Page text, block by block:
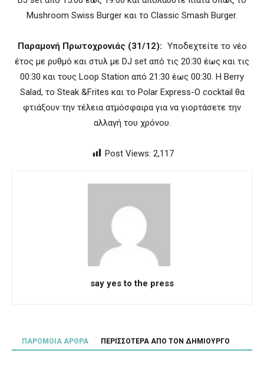
Mushroom Swiss Burger και το Classic Smash Burger.
Παραμονή Πρωτοχρονιάς (31/12): Υποδεχτείτε το νέο
έτος με ρυθμό και στυλ με DJ set από τις 20:30 έως και τις
00:30 και τους Loop Station από 21:30 έως 00:30. Η Berry
Salad, το Steak &Frites και το Polar Express-O cocktail θα
φτιάξουν την τέλεια ατμόσφαιρα για να γιορτάσετε την
αλλαγή του χρόνου.
Post Views: 2,117
say yes to the press
ΠΑΡΟΜΟΙΑ ΑΡΘΡΑ ΠΕΡΙΣΣΟΤΕΡΑ ΑΠΟ ΤΟΝ ΔΗΜΙΟΥΡΓΟ